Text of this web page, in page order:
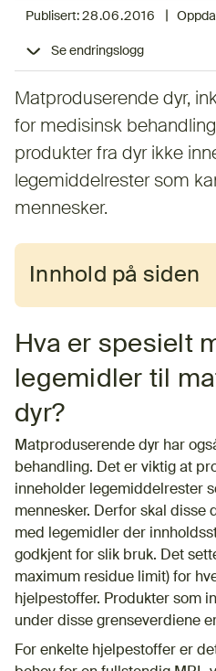
Publisert: 28.06.2016
Se endringslogg
Matproduserende dyr,
for medisinsk
produkter fra dyr ikke
legemiddelrester som
mennesker.
Innhold på siden
Hva er spesielt
legemidler til
dyr?
Matproduserende dyr har
behandling. Det er viktig at
inneholder legemiddelrester
mennesker. Derfor skal disse
med legemidler der
godkjent for slik bruk. Det
maximum residue limit) for
hjelpestoffer. Produkter som
under disse grenseverdiene
For enkelte hjelpestoffer er